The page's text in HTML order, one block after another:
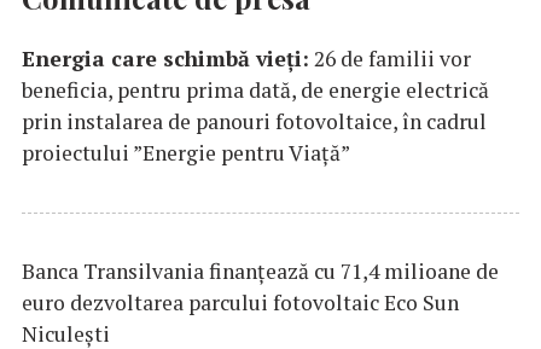
Energia care schimbă vieți: 26 de familii vor
beneficia, pentru prima dată, de energie electrică
prin instalarea de panouri fotovoltaice, în cadrul
proiectului ”Energie pentru Viață”
Banca Transilvania finanțează cu 71,4 milioane de
euro dezvoltarea parcului fotovoltaic Eco Sun
Niculești